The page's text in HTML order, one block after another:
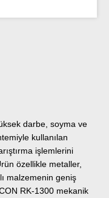
darbe, soyma ve
kullanılan
işlemlerini
özellikle metaller,
malzemenin geniş
RK-1300 mekanik